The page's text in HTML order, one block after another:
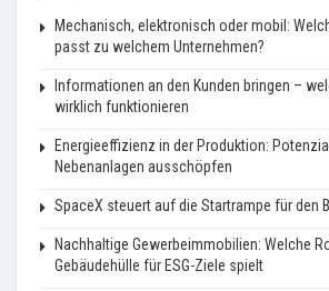
Mechanisch, elektronisch oder mobil:
passt zu welchem Unternehmen?
Informationen an den Kunden bringen –
wirklich funktionieren
Energieeffizienz in der Produktion:
Nebenanlagen ausschöpfen
SpaceX steuert auf die Startrampe für den
Nachhaltige Gewerbeimmobilien: Welche
Gebäudehülle für ESG-Ziele spielt